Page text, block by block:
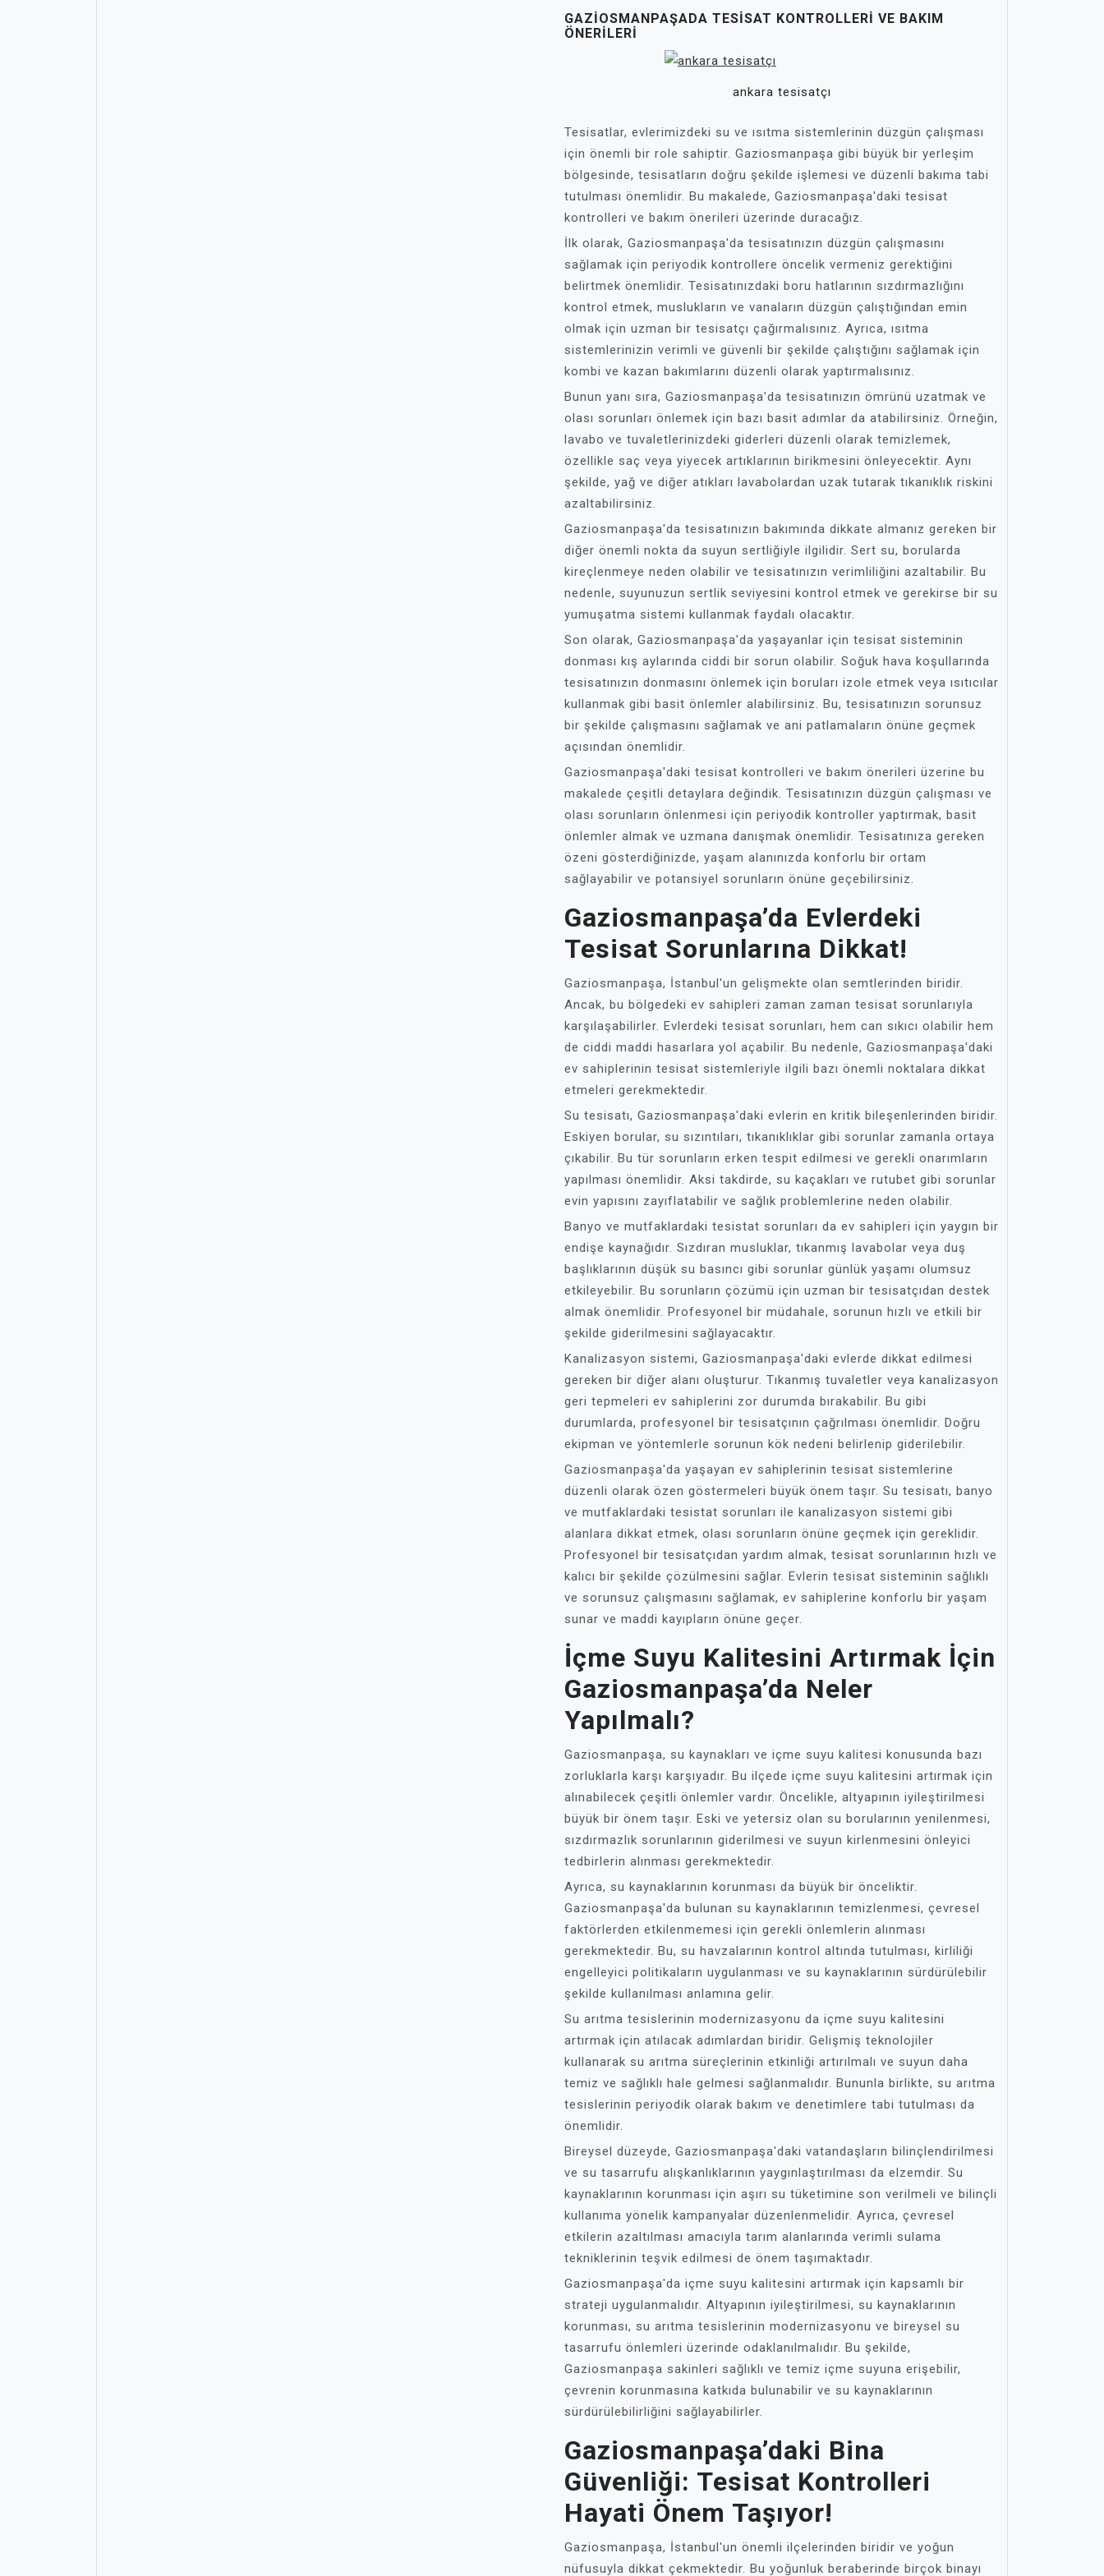
GAZIOSMANPAŞADA TESISAT KONTROLLERI VE BAKIM
ÖNERILERI
ankara tesisatçı
Tesisatlar, evlerimizdeki su ve ısıtma sistemlerinin düzgün çalışması
için önemli bir role sahiptir. Gaziosmanpaşa gibi büyük bir yerleşim
bölgesinde, tesisatların doğru şekilde işlemesi ve düzenli bakıma tabi
tutulması önemlidir. Bu makalede, Gaziosmanpaşa'daki tesisat
kontrolleri ve bakım önerileri üzerinde duracağız.
İlk olarak, Gaziosmanpaşa'da tesisatınızın düzgün çalışmasını
sağlamak için periyodik kontrollere öncelik vermeniz gerektiğini
belirtmek önemlidir. Tesisatınızdaki boru hatlarının sızdırmazlığını
kontrol etmek, muslukların ve vanaların düzgün çalıştığından emin
olmak için uzman bir tesisatçı çağırmalısınız. Ayrıca, ısıtma
sistemlerinizin verimli ve güvenli bir şekilde çalıştığını sağlamak için
kombi ve kazan bakımlarını düzenli olarak yaptırmalısınız.
Bunun yanı sıra, Gaziosmanpaşa'da tesisatınızın ömrünü uzatmak ve
olası sorunları önlemek için bazı basit adımlar da atabilirsiniz. Örneğin,
lavabo ve tuvaletlerinizdeki giderleri düzenli olarak temizlemek,
özellikle saç veya yiyecek artıklarının birikmesini önleyecektir. Aynı
şekilde, yağ ve diğer atıkları lavabolardan uzak tutarak tıkanıklık riskini
azaltabilirsiniz.
Gaziosmanpaşa'da tesisatınızın bakımında dikkate almanız gereken bir
diğer önemli nokta da suyun sertliğiyle ilgilidir. Sert su, borularda
kireçlenmeye neden olabilir ve tesisatınızın verimliliğini azaltabilir. Bu
nedenle, suyunuzun sertlik seviyesini kontrol etmek ve gerekirse bir su
yumuşatma sistemi kullanmak faydalı olacaktır.
Son olarak, Gaziosmanpaşa'da yaşayanlar için tesisat sisteminin
donması kış aylarında ciddi bir sorun olabilir. Soğuk hava koşullarında
tesisatınızın donmasını önlemek için boruları izole etmek veya ısıtıcılar
kullanmak gibi basit önlemler alabilirsiniz. Bu, tesisatınızın sorunsuz
bir şekilde çalışmasını sağlamak ve ani patlamaların önüne geçmek
açısından önemlidir.
Gaziosmanpaşa'daki tesisat kontrolleri ve bakım önerileri üzerine bu
makalede çeşitli detaylara değindik. Tesisatınızın düzgün çalışması ve
olası sorunların önlenmesi için periyodik kontroller yaptırmak, basit
önlemler almak ve uzmana danışmak önemlidir. Tesisatınıza gereken
özeni gösterdiğinizde, yaşam alanınızda konforlu bir ortam
sağlayabilir ve potansiyel sorunların önüne geçebilirsiniz.
Gaziosmanpaşa’da Evlerdeki
Tesisat Sorunlarına Dikkat!
Gaziosmanpaşa, İstanbul'un gelişmekte olan semtlerinden biridir.
Ancak, bu bölgedeki ev sahipleri zaman zaman tesisat sorunlarıyla
karşılaşabilirler. Evlerdeki tesisat sorunları, hem can sıkıcı olabilir hem
de ciddi maddi hasarlara yol açabilir. Bu nedenle, Gaziosmanpaşa'daki
ev sahiplerinin tesisat sistemleriyle ilgili bazı önemli noktalara dikkat
etmeleri gerekmektedir.
Su tesisatı, Gaziosmanpaşa'daki evlerin en kritik bileşenlerinden biridir.
Eskiyen borular, su sızıntıları, tıkanıklıklar gibi sorunlar zamanla ortaya
çıkabilir. Bu tür sorunların erken tespit edilmesi ve gerekli onarımların
yapılması önemlidir. Aksi takdirde, su kaçakları ve rutubet gibi sorunlar
evin yapısını zayıflatabilir ve sağlık problemlerine neden olabilir.
Banyo ve mutfaklardaki tesistat sorunları da ev sahipleri için yaygın bir
endişe kaynağıdır. Sızdıran musluklar, tıkanmış lavabolar veya duş
başlıklarının düşük su basıncı gibi sorunlar günlük yaşamı olumsuz
etkileyebilir. Bu sorunların çözümü için uzman bir tesisatçıdan destek
almak önemlidir. Profesyonel bir müdahale, sorunun hızlı ve etkili bir
şekilde giderilmesini sağlayacaktır.
Kanalizasyon sistemi, Gaziosmanpaşa'daki evlerde dikkat edilmesi
gereken bir diğer alanı oluşturur. Tıkanmış tuvaletler veya kanalizasyon
geri tepmeleri ev sahiplerini zor durumda bırakabilir. Bu gibi
durumlarda, profesyonel bir tesisatçının çağrılması önemlidir. Doğru
ekipman ve yöntemlerle sorunun kök nedeni belirlenip giderilebilir.
Gaziosmanpaşa'da yaşayan ev sahiplerinin tesisat sistemlerine
düzenli olarak özen göstermeleri büyük önem taşır. Su tesisatı, banyo
ve mutfaklardaki tesistat sorunları ile kanalizasyon sistemi gibi
alanlara dikkat etmek, olası sorunların önüne geçmek için gereklidir.
Profesyonel bir tesisatçıdan yardım almak, tesisat sorunlarının hızlı ve
kalıcı bir şekilde çözülmesini sağlar. Evlerin tesisat sisteminin sağlıklı
ve sorunsuz çalışmasını sağlamak, ev sahiplerine konforlu bir yaşam
sunar ve maddi kayıpların önüne geçer.
İçme Suyu Kalitesini Artırmak İçin
Gaziosmanpaşa’da Neler
Yapılmalı?
Gaziosmanpaşa, su kaynakları ve içme suyu kalitesi konusunda bazı
zorluklarla karşı karşıyadır. Bu ilçede içme suyu kalitesini artırmak için
alınabilecek çeşitli önlemler vardır. Öncelikle, altyapının iyileştirilmesi
büyük bir önem taşır. Eski ve yetersiz olan su borularının yenilenmesi,
sızdırmazlık sorunlarının giderilmesi ve suyun kirlenmesini önleyici
tedbirlerin alınması gerekmektedir.
Ayrıca, su kaynaklarının korunması da büyük bir önceliktir.
Gaziosmanpaşa'da bulunan su kaynaklarının temizlenmesi, çevresel
faktörlerden etkilenmemesi için gerekli önlemlerin alınması
gerekmektedir. Bu, su havzalarının kontrol altında tutulması, kirliliği
engelleyici politikaların uygulanması ve su kaynaklarının sürdürülebilir
şekilde kullanılması anlamına gelir.
Su arıtma tesislerinin modernizasyonu da içme suyu kalitesini
artırmak için atılacak adımlardan biridir. Gelişmiş teknolojiler
kullanarak su arıtma süreçlerinin etkinliği artırılmalı ve suyun daha
temiz ve sağlıklı hale gelmesi sağlanmalıdır. Bununla birlikte, su arıtma
tesislerinin periyodik olarak bakım ve denetimlere tabi tutulması da
önemlidir.
Bireysel düzeyde, Gaziosmanpaşa'daki vatandaşların bilinçlendirilmesi
ve su tasarrufu alışkanlıklarının yaygınlaştırılması da elzemdir. Su
kaynaklarının korunması için aşırı su tüketimine son verilmeli ve bilinçli
kullanıma yönelik kampanyalar düzenlenmelidir. Ayrıca, çevresel
etkilerin azaltılması amacıyla tarım alanlarında verimli sulama
tekniklerinin teşvik edilmesi de önem taşımaktadır.
Gaziosmanpaşa'da içme suyu kalitesini artırmak için kapsamlı bir
strateji uygulanmalıdır. Altyapının iyileştirilmesi, su kaynaklarının
korunması, su arıtma tesislerinin modernizasyonu ve bireysel su
tasarrufu önlemleri üzerinde odaklanılmalıdır. Bu şekilde,
Gaziosmanpaşa sakinleri sağlıklı ve temiz içme suyuna erişebilir,
çevrenin korunmasına katkıda bulunabilir ve su kaynaklarının
sürdürülebilirliğini sağlayabilirler.
Gaziosmanpaşa’daki Bina
Güvenliği: Tesisat Kontrolleri
Hayati Önem Taşıyor!
Gaziosmanpaşa, İstanbul'un önemli ilçelerinden biridir ve yoğun
nüfusuyla dikkat çekmektedir. Bu yoğunluk beraberinde birçok binayı